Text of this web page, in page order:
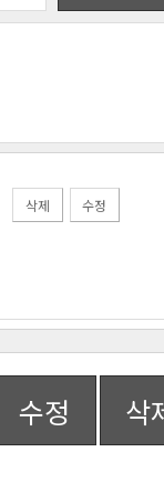
삭제 수정
수정 삭